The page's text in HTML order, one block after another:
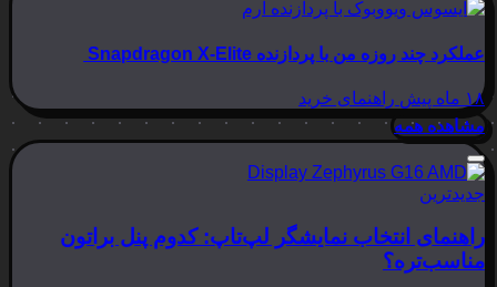
عملکرد چند روزه من با پردازنده Snapdragon X-Elite
۱۸ ماه پیش
راهنمای خرید
مشاهده همه
جدیدترین
راهنمای انتخاب نمایشگر لپ‌تاپ: کدوم پنل براتون
مناسب‌تره؟